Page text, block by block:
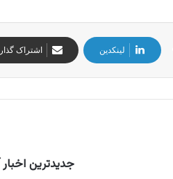
لینکدین اشتراک
جدیدترین